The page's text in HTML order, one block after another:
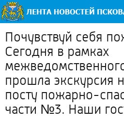
Почувствуй себя
Сегодня в рамках
прошла экскурсия
посту пожарно-
части №3. Наши